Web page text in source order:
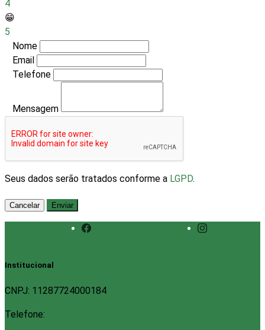
4
😁
5
Nome
Email
Telefone
Mensagem
Seus dados serão tratados conforme a LGPD.
Cancelar Enviar
Institucional
CNPJ: 11287724000184
Telefone: